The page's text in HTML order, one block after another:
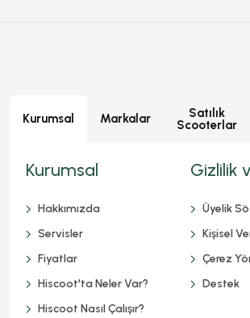
Kurumsal Markalar
Satılık
Scooterlar
Kurumsal
Hakkımızda
Servisler
Fiyatlar
Hiscoot'ta Neler Var?
Hiscoot Nasıl Çalışır?
Gizlilik
Üyelik
Kişisel
Çerez
Destek